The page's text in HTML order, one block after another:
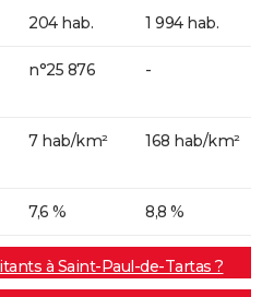
204 hab. 1 994 hab.
n°25 876 -
7 hab/km² 168 hab/km²
7,6 % 8,8 %
à Saint-Paul-de-Tartas ?